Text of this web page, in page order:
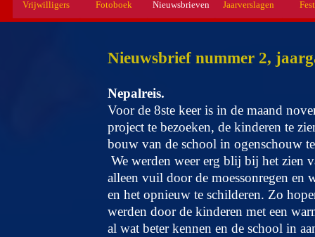
Vrijwilligers Fotoboek Nieuwsbrieven Jaarverslagen
Nieuwsbrief nummer 2,
Nepalreis.
Voor de 8ste keer is in de maand
project te bezoeken, de kinderen te
bouw van de school in ogenschouw
We werden weer erg blij bij het zien
alleen vuil door de moessonregen en
en het opnieuw te schilderen. Zo
werden door de kinderen met een
al wat beter kennen en de school in